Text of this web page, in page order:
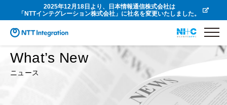
2025年12月18日より、日本情報通信株式会社は
「NTTインテグレーション株式会社」に社名を変更いたしました。
What’s New
ニュース